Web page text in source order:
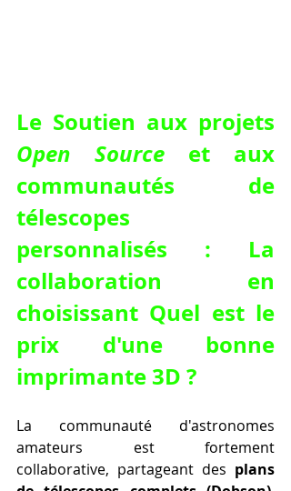
Open Source et aux
communautés de
télescopes
personnalisés : La
collaboration en
choisissant Quel est le
prix d'une bonne
imprimante 3D ?
La communauté d'astronomes
amateurs est fortement
collaborative, partageant des plans